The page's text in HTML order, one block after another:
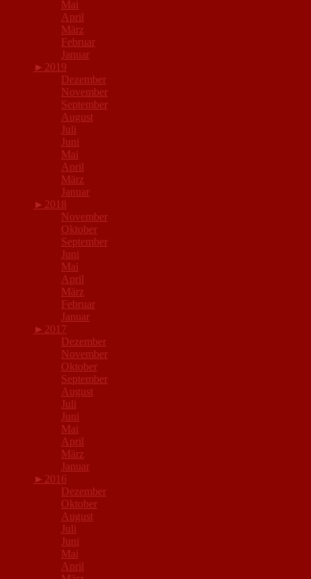
Mai
April
März
Februar
Januar
► 2019
Dezember
November
September
August
Juli
Juni
Mai
April
März
Januar
► 2018
November
Oktober
September
Juni
Mai
April
März
Februar
Januar
► 2017
Dezember
November
Oktober
September
August
Juli
Juni
Mai
April
März
Januar
► 2016
Dezember
Oktober
August
Juli
Juni
Mai
April